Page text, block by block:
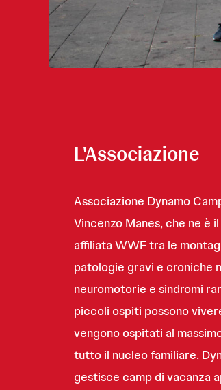
L'Associazione
Associazione Dynamo
Vincenzo Manes, che ne è
affiliata WWF tra le
patologie gravi e croniche
neuromotorie e sindromi
piccoli ospiti possono
vengono ospitati al
tutto il nucleo familiare.
gestisce camp di vacanza